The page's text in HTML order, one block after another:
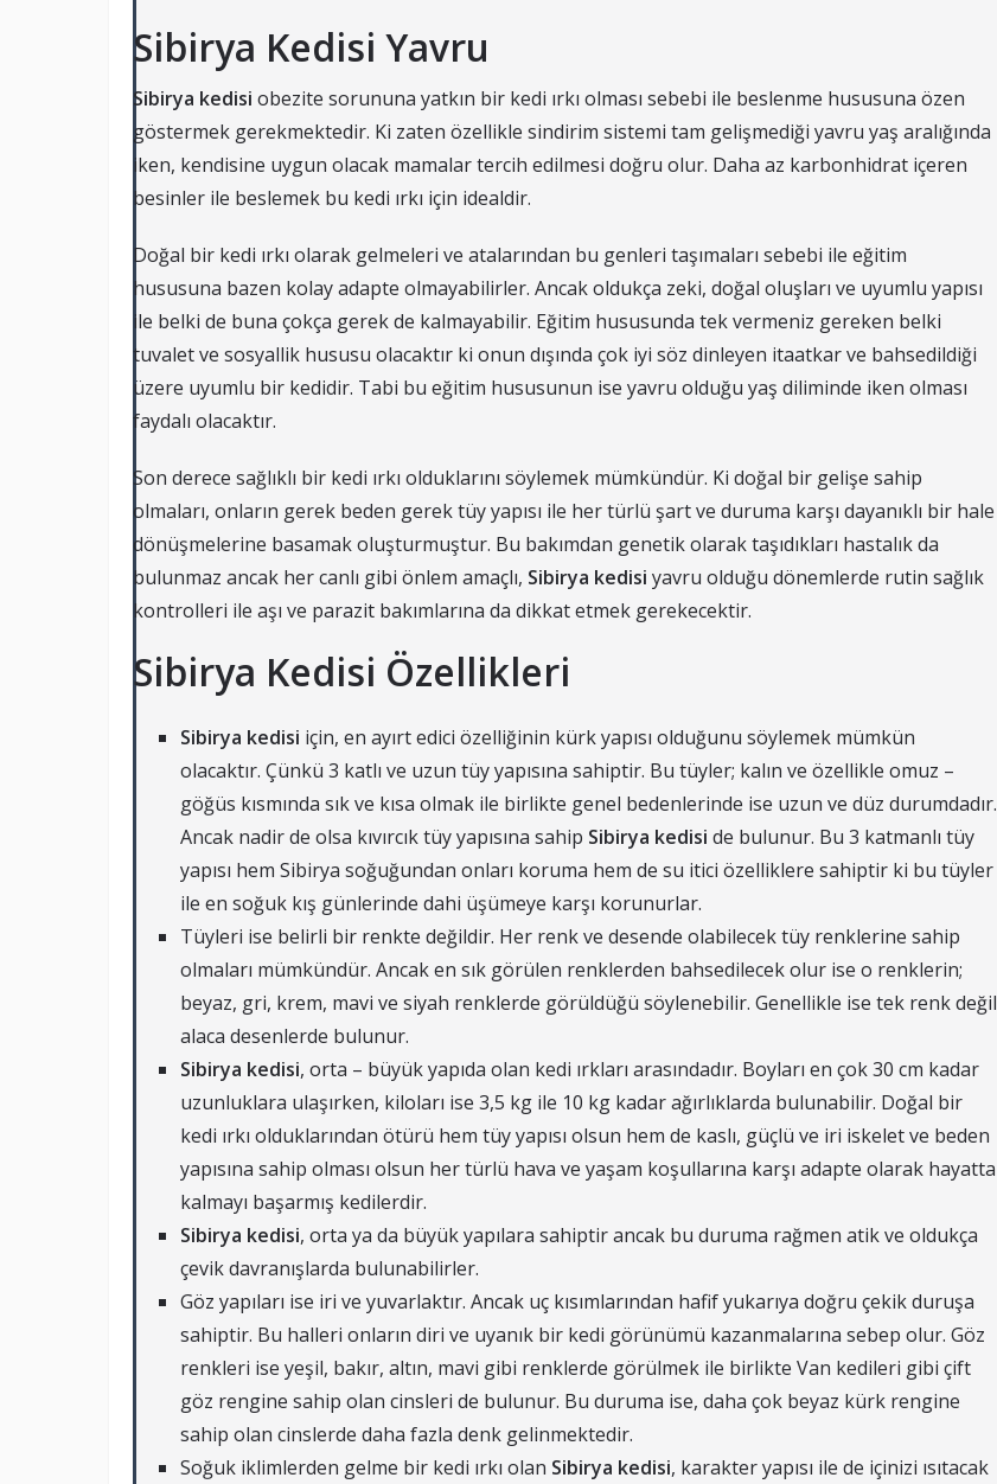
Sibirya Kedisi Yavru
Sibirya kedisi obezite sorununa yatkın bir kedi ırkı olması sebebi ile beslenme hususuna özen
göstermek gerekmektedir. Ki zaten özellikle sindirim sistemi tam gelişmediği yavru yaş aralığında
iken, kendisine uygun olacak mamalar tercih edilmesi doğru olur. Daha az karbonhidrat içeren
besinler ile beslemek bu kedi ırkı için idealdir.
Doğal bir kedi ırkı olarak gelmeleri ve atalarından bu genleri taşımaları sebebi ile eğitim
hususuna bazen kolay adapte olmayabilirler. Ancak oldukça zeki, doğal oluşları ve uyumlu yapısı
ile belki de buna çokça gerek de kalmayabilir. Eğitim hususunda tek vermeniz gereken belki
tuvalet ve sosyallik hususu olacaktır ki onun dışında çok iyi söz dinleyen itaatkar ve bahsedildiği
üzere uyumlu bir kedidir. Tabi bu eğitim hususunun ise yavru olduğu yaş diliminde iken olması
faydalı olacaktır.
Son derece sağlıklı bir kedi ırkı olduklarını söylemek mümkündür. Ki doğal bir gelişe sahip
olmaları, onların gerek beden gerek tüy yapısı ile her türlü şart ve duruma karşı dayanıklı bir hale
dönüşmelerine basamak oluşturmuştur. Bu bakımdan genetik olarak taşıdıkları hastalık da
bulunmaz ancak her canlı gibi önlem amaçlı, Sibirya kedisi yavru olduğu dönemlerde rutin sağlık
kontrolleri ile aşı ve parazit bakımlarına da dikkat etmek gerekecektir.
Sibirya Kedisi Özellikleri
Sibirya kedisi için, en ayırt edici özelliğinin kürk yapısı olduğunu söylemek mümkün
olacaktır. Çünkü 3 katlı ve uzun tüy yapısına sahiptir. Bu tüyler; kalın ve özellikle omuz –
göğüs kısmında sık ve kısa olmak ile birlikte genel bedenlerinde ise uzun ve düz durumdadır.
Ancak nadir de olsa kıvırcık tüy yapısına sahip Sibirya kedisi de bulunur. Bu 3 katmanlı tüy
yapısı hem Sibirya soğuğundan onları koruma hem de su itici özelliklere sahiptir ki bu tüyler
ile en soğuk kış günlerinde dahi üşümeye karşı korunurlar.
Tüyleri ise belirli bir renkte değildir. Her renk ve desende olabilecek tüy renklerine sahip
olmaları mümkündür. Ancak en sık görülen renklerden bahsedilecek olur ise o renklerin;
beyaz, gri, krem, mavi ve siyah renklerde görüldüğü söylenebilir. Genellikle ise tek renk değil
alaca desenlerde bulunur.
Sibirya kedisi, orta – büyük yapıda olan kedi ırkları arasındadır. Boyları en çok 30 cm kadar
uzunluklara ulaşırken, kiloları ise 3,5 kg ile 10 kg kadar ağırlıklarda bulunabilir. Doğal bir
kedi ırkı olduklarından ötürü hem tüy yapısı olsun hem de kaslı, güçlü ve iri iskelet ve beden
yapısına sahip olması olsun her türlü hava ve yaşam koşullarına karşı adapte olarak hayatta
kalmayı başarmış kedilerdir.
Sibirya kedisi, orta ya da büyük yapılara sahiptir ancak bu duruma rağmen atik ve oldukça
çevik davranışlarda bulunabilirler.
Göz yapıları ise iri ve yuvarlaktır. Ancak uç kısımlarından hafif yukarıya doğru çekik duruşa
sahiptir. Bu halleri onların diri ve uyanık bir kedi görünümü kazanmalarına sebep olur. Göz
renkleri ise yeşil, bakır, altın, mavi gibi renklerde görülmek ile birlikte Van kedileri gibi çift
göz rengine sahip olan cinsleri de bulunur. Bu duruma ise, daha çok beyaz kürk rengine
sahip olan cinslerde daha fazla denk gelinmektedir.
Soğuk iklimlerden gelme bir kedi ırkı olan Sibirya kedisi, karakter yapısı ile de içinizi ısıtacak